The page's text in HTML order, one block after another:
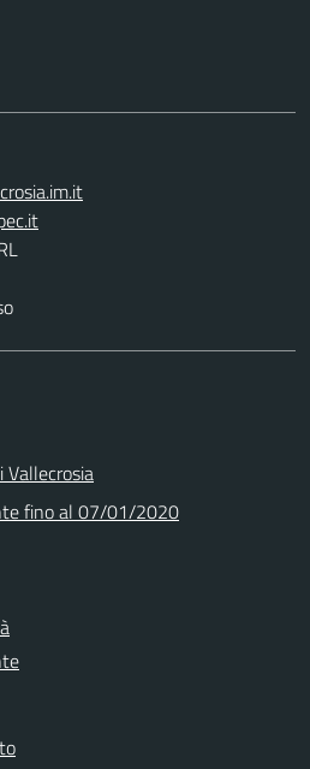
Vallecrosia
fino al 07/01/2020